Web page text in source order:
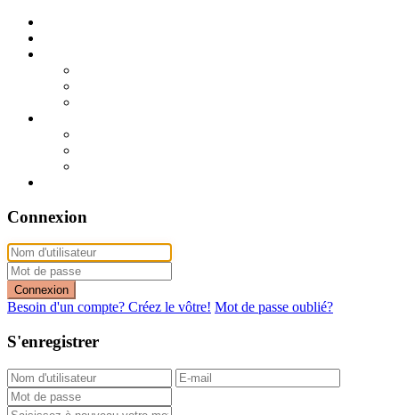
Connexion
Connexion
Besoin d'un compte? Créez le vôtre! Mot de passe oublié?
S'enregistrer